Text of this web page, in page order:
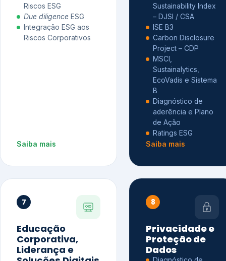
Riscos ESG
Due diligence ESG
Integração ESG aos
Riscos Corporativos
Saiba mais
Sustainability Index
– DJSI / CSA
ISE B3
Carbon Disclosure
Project – CDP
MSCI,
Sustainalytics,
EcoVadis e Sistema
B
Diagnóstico de
aderência e Plano
de Ação
Ratings ESG
Saiba mais
7
Educação
Corporativa,
Liderança e
8
Privacidade e
Proteção de
Dados